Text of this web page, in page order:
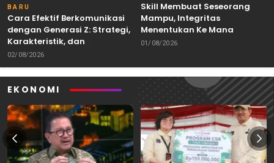
BARU
Cara Efektif Berkomunikasi
dengan Generasi Z: Strategi,
Karakteristik, dan
Tantangannya
02/08/2026
Skill Membuat Seseorang
Mampu, Integritas
Menentukan Ke Mana
Kemampuan Itu Dibawa
01/08/2026
EKONOMI